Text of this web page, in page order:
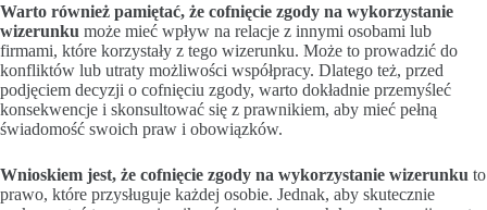
Warto również pamiętać, że cofnięcie zgody na wykorzystanie
wizerunku może mieć wpływ na relacje z innymi osobami lub
firmami, które korzystały z tego wizerunku. Może to prowadzić do
konfliktów lub utraty możliwości współpracy. Dlatego też, przed
podjęciem decyzji o cofnięciu zgody, warto dokładnie przemyśleć
konsekwencje i skonsultować się z prawnikiem, aby mieć pełną
świadomość swoich praw i obowiązków.
Wnioskiem jest, że cofnięcie zgody na wykorzystanie wizerunku to
prawo, które przysługuje każdej osobie. Jednak, aby skutecznie